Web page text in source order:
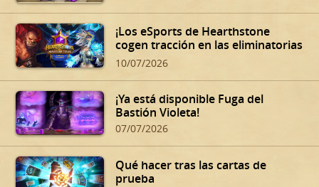
¡Los eSports de Hearthstone
cogen tracción en las eliminatorias
de verano!
10/07/2026
¡Ya está disponible Fuga del
Bastión Violeta!
07/07/2026
Qué hacer tras las cartas de
prueba